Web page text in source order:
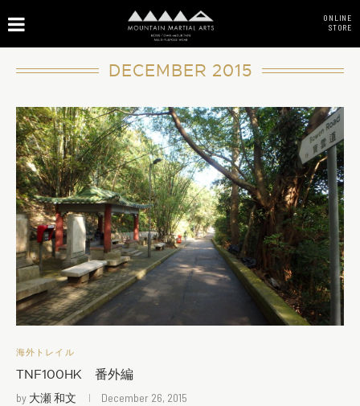
ONLINE
STORE
DECEMBER 2015
海外トレイル
TNF100HK 番外編
by 大瀬 和文 December 26, 2015